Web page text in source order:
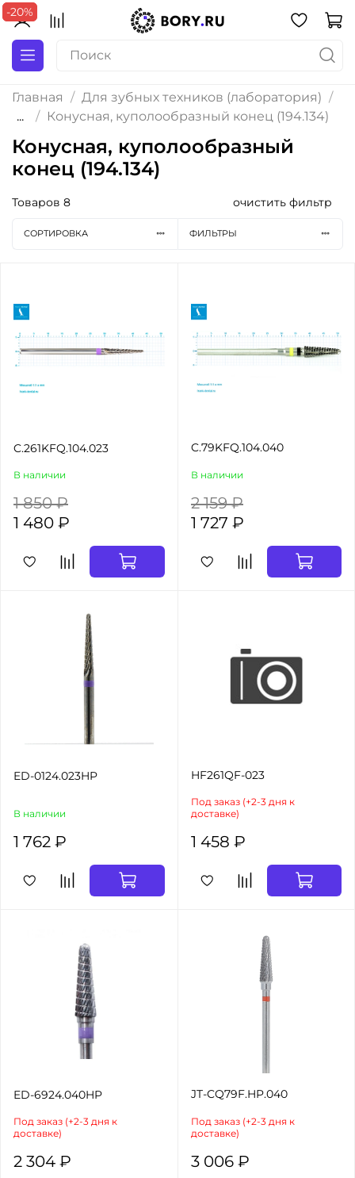
Главная
Для зубных техников (лаборатория)
...
Конусная, куполообразный конец (194.134)
Конусная, куполообразный
конец (194.134)
Товаров 8 очистить фильтр
СОРТИРОВКА ФИЛЬТРЫ
-20%
C.261KFQ.104.023
В наличии
1 850 ₽
1 480 ₽
-20%
C.79KFQ.104.040
В наличии
2 159 ₽
1 727 ₽
ED-0124.023HP
В наличии
1 762 ₽
HF261QF-023
Под заказ (+2-3 дня к
доставке)
1 458 ₽
ED-6924.040HP
Под заказ (+2-3 дня к
доставке)
2 304 ₽
JT-CQ79F.HP.040
Под заказ (+2-3 дня к
доставке)
3 006 ₽